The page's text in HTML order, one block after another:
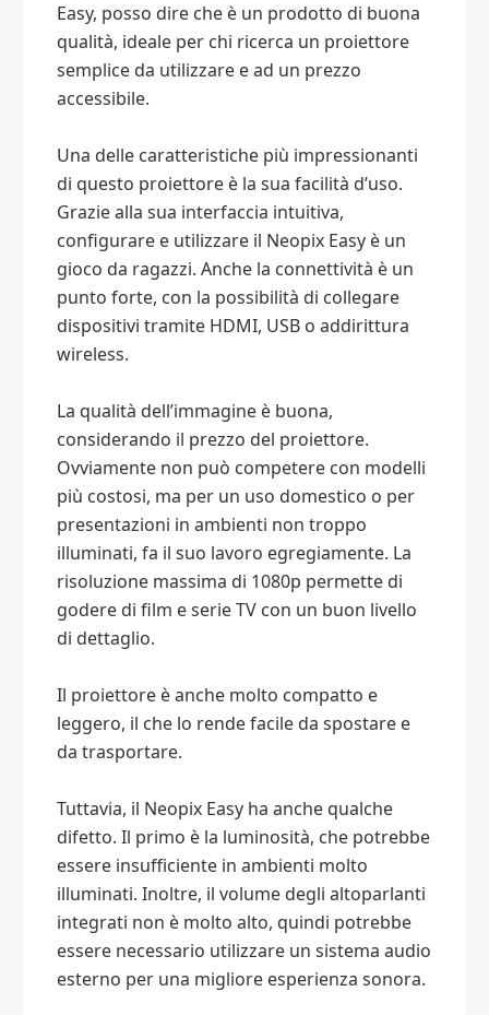
Easy, posso dire che è un prodotto di buona
qualità, ideale per chi ricerca un proiettore
semplice da utilizzare e ad un prezzo
accessibile.
Una delle caratteristiche più impressionanti
di questo proiettore è la sua facilità d’uso.
Grazie alla sua interfaccia intuitiva,
configurare e utilizzare il Neopix Easy è un
gioco da ragazzi. Anche la connettività è un
punto forte, con la possibilità di collegare
dispositivi tramite HDMI, USB o addirittura
wireless.
La qualità dell’immagine è buona,
considerando il prezzo del proiettore.
Ovviamente non può competere con modelli
più costosi, ma per un uso domestico o per
presentazioni in ambienti non troppo
illuminati, fa il suo lavoro egregiamente. La
risoluzione massima di 1080p permette di
godere di film e serie TV con un buon livello
di dettaglio.
Il proiettore è anche molto compatto e
leggero, il che lo rende facile da spostare e
da trasportare.
Tuttavia, il Neopix Easy ha anche qualche
difetto. Il primo è la luminosità, che potrebbe
essere insufficiente in ambienti molto
illuminati. Inoltre, il volume degli altoparlanti
integrati non è molto alto, quindi potrebbe
essere necessario utilizzare un sistema audio
esterno per una migliore esperienza sonora.